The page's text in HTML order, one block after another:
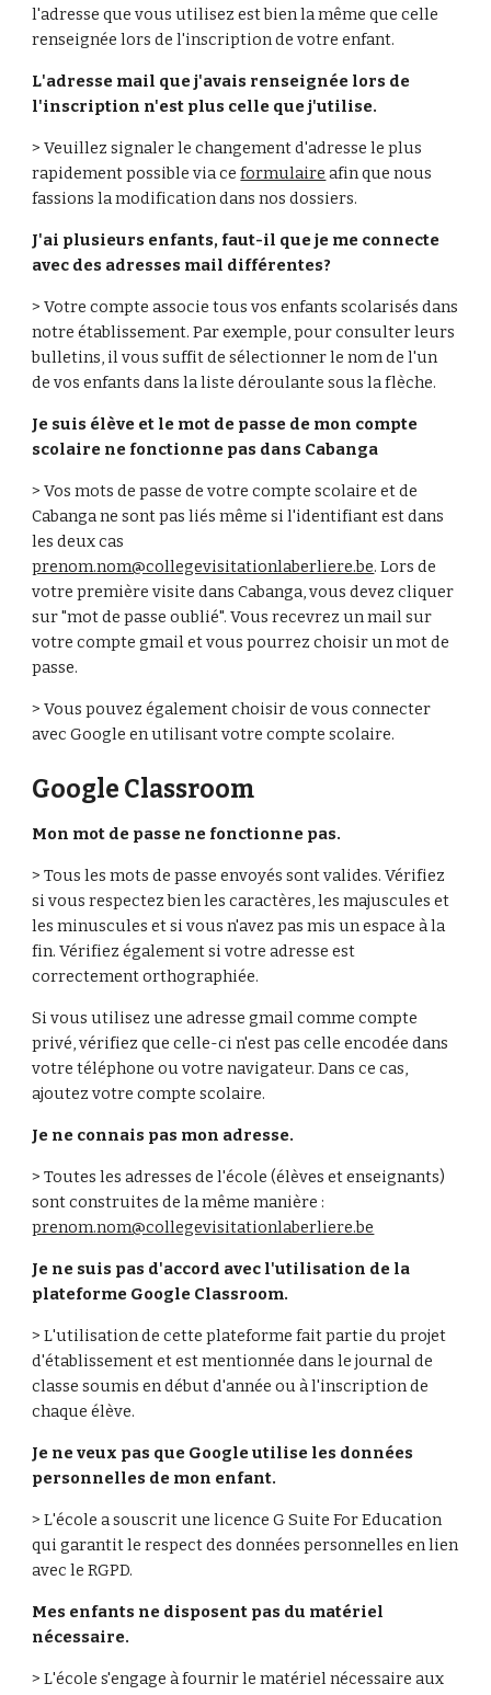
l'adresse que vous utilisez est bien la même que celle
renseignée lors de l'inscription de votre enfant.
L'adresse mail que j'avais renseignée lors de
l'inscription n'est plus celle que j'utilise.
> Veuillez signaler le changement d'adresse le plus
rapidement possible via ce formulaire afin que nous
fassions la modification dans nos dossiers.
J'ai plusieurs enfants, faut-il que je me connecte
avec des adresses mail différentes?
> Votre compte associe tous vos enfants scolarisés dans
notre établissement. Par exemple, pour consulter leurs
bulletins, il vous suffit de sélectionner le nom de l'un
de vos enfants dans la liste déroulante sous la flèche.
Je suis élève et le mot de passe de mon compte
scolaire ne fonctionne pas dans Cabanga
> Vos mots de passe de votre compte scolaire et de
Cabanga ne sont pas liés même si l'identifiant est dans
prenom.nom@collegevisitationlaberliere.be. Lors de
votre première visite dans Cabanga, vous devez cliquer
sur "mot de passe oublié". Vous recevrez un mail sur
votre compte gmail et vous pourrez choisir un mot de
passe.
> Vous pouvez également choisir de vous connecter
avec Google en utilisant votre compte scolaire.
Google Classroom
Mon mot de passe ne fonctionne pas.
> Tous les mots de passe envoyés sont valides. Vérifiez
si vous respectez bien les caractères, les majuscules et
les minuscules et si vous n'avez pas mis un espace à la
fin. Vérifiez également si votre adresse est
correctement orthographiée.
Si vous utilisez une adresse gmail comme compte
privé, vérifiez que celle-ci n'est pas celle encodée dans
votre téléphone ou votre navigateur. Dans ce cas,
ajoutez votre compte scolaire.
Je ne connais pas mon adresse.
> Toutes les adresses de l'école (élèves et enseignants)
prenom.nom@collegevisitationlaberliere.be
Je ne suis pas d'accord avec l'utilisation de la
plateforme Google Classroom.
> L'utilisation de cette plateforme fait partie du projet
d'établissement et est mentionnée dans le journal de
classe soumis en début d'année ou à l'inscription de
chaque élève.
Je ne veux pas que Google utilise les données
personnelles de mon enfant.
> L'école a souscrit une licence G Suite For Education
qui garantit le respect des données personnelles en lien
avec le RGPD.
Mes enfants ne disposent pas du matériel
nécessaire.
> L'école s'engage à fournir le matériel nécessaire aux